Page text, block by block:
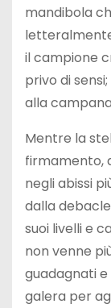
mandibola
il campione
privo di
alla
Mentre la
firmamento,
negli abissi
dalla
suoi livelli e
non venne
guadagnati
galera per